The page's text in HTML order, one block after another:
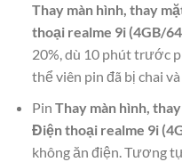
Thay màn hình, thay
thoại realme 9i (4GB/
20%, dù 10 phút trước
thể viên pin đã bị chai
Pin Thay màn hình,
Điện thoại realme 9i
không ăn điện. Tương